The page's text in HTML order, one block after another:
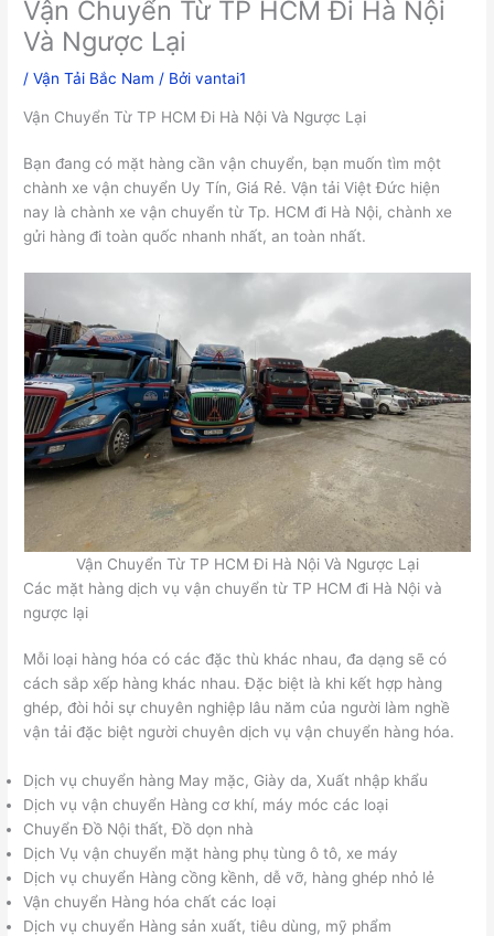
Vận Chuyển Từ TP HCM Đi Hà Nội
Và Ngược Lại
/Vận Tải Bắc Nam / Bởivantai1
Vận Chuyển Từ TP HCM Đi Hà Nội Và Ngược Lại
Bạn đang có mặt hàng cần vận chuyển, bạn muốn tìm một
chành xe vận chuyển Uy Tín, Giá Rẻ. Vận tải Việt Đức hiện
nay là chành xe vận chuyển từ Tp. HCM đi Hà Nội, chành xe
gửi hàng đi toàn quốc nhanh nhất, an toàn nhất.
Vận Chuyển Từ TP HCM Đi Hà Nội Và Ngược Lại
Các mặt hàng dịch vụ vận chuyển từ TP HCM đi Hà Nội và
ngược lại
Mỗi loại hàng hóa có các đặc thù khác nhau, đa dạng sẽ có
cách sắp xếp hàng khác nhau. Đặc biệt là khi kết hợp hàng
ghép, đòi hỏi sự chuyên nghiệp lâu năm của người làm nghề
vận tải đặc biệt người chuyên dịch vụ vận chuyển hàng hóa.
Dịch vụ chuyển hàng May mặc, Giày da, Xuất nhập khẩu
Dịch vụ vận chuyển Hàng cơ khí, máy móc các loại
Chuyển Đồ Nội thất, Đồ dọn nhà
Dịch Vụ vận chuyển mặt hàng phụ tùng ô tô, xe máy
Dịch vụ chuyển Hàng cồng kềnh, dễ vỡ, hàng ghép nhỏ lẻ
Vận chuyển Hàng hóa chất các loại
Dịch vụ chuyển Hàng sản xuất, tiêu dùng, mỹ phẩm